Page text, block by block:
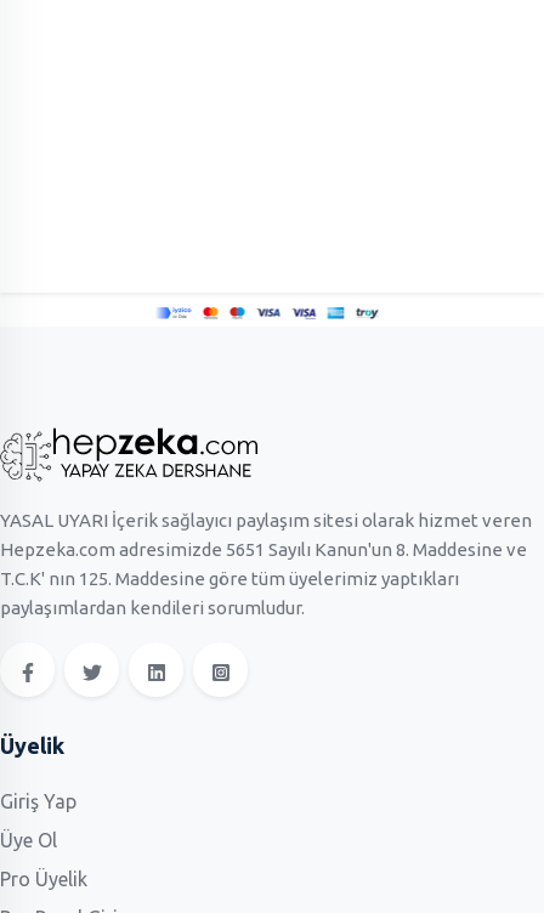
YASAL UYARI İçerik sağlayıcı paylaşım sitesi olarak hizmet veren
Hepzeka.com adresimizde 5651 Sayılı Kanun'un 8. Maddesine ve
T.C.K' nın 125. Maddesine göre tüm üyelerimiz yaptıkları
paylaşımlardan kendileri sorumludur.
Üyelik
Giriş Yap
Üye Ol
Pro Üyelik